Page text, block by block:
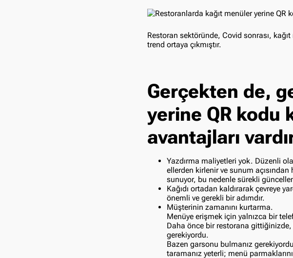
Restoran sektöründe, Covid sonrası,
trend ortaya çıkmıştır.
Gerçekten de,
yerine QR kodu
avantajları
Yazdırma maliyetleri yok. Düzenli
ellerden kirlenir ve sunum
sunuyor, bu nedenle sürekli
Kağıdı ortadan kaldırarak çevreye
önemli ve gerekli bir adımdır.
Müşterinin zamanını kurtarma.
Menüye erişmek için yalnızca bir
Daha önce bir restorana
gerekiyordu.
Bazen garsonu bulmanız
taramanız yeterli; menü